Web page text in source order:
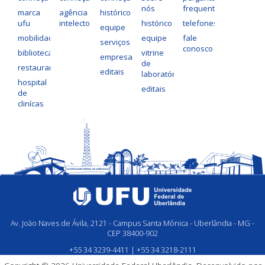
marca
ufu
mobilidade
bibliotecas
restaurantes
hospital
de
clinícas
agência
intelecto
histórico
equipe
serviços
empresas
editais
nós
histórico
equipe
vitrine
de
laboratórios
editais
frequentes
telefones
fale
conosco
Av. João Naves de Ávila, 2121 - Campus Santa Mônica - Uberlândia - MG -
CEP 38400-902
+55 34 3239-4411 | +55 34 3218-2111